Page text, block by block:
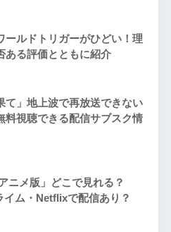
ールドトリガーがひどい！理
ある評価とともに紹介
て」地上波で再放送できない
料視聴できる配信サブスク情
ニメ版」どこで見れる？
イム・Netflixで配信あり？